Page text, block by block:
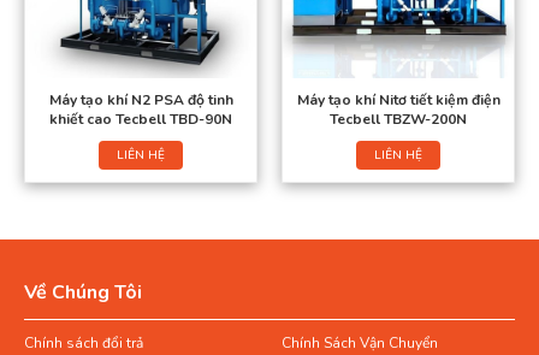
Máy tạo khí N2 PSA độ tinh
khiết cao Tecbell TBD-90N
LIÊN HỆ
Máy tạo khí Nitơ tiết kiệm điện
Tecbell TBZW-200N
LIÊN HỆ
Về Chúng Tôi
Chính sách đổi trả
Chính Sách Vận Chuyển